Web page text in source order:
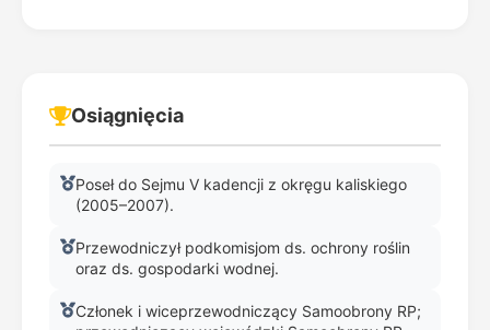
Osiągnięcia
Poseł do Sejmu V kadencji z okręgu kaliskiego
(2005–2007).
Przewodniczył podkomisjom ds. ochrony roślin
oraz ds. gospodarki wodnej.
Członek i wiceprzewodniczący Samoobrony RP;